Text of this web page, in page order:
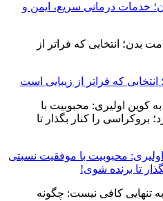
خدمات درمانی سریع، ایمن و
که فراتر از زیبایی است
محبوبیت با موفقیت نسبتی
تا برنده شوی!